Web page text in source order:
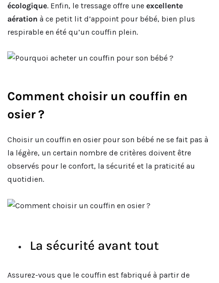
écologique. Enfin, le tressage offre une excellente
aération à ce petit lit d’appoint pour bébé, bien plus
respirable en été qu’un couffin plein.
Comment choisir un couffin en
osier ?
Choisir un couffin en osier pour son bébé ne se fait pas à
la légère, un certain nombre de critères doivent être
observés pour le confort, la sécurité et la praticité au
quotidien.
La sécurité avant tout
Assurez-vous que le couffin est fabriqué à partir de